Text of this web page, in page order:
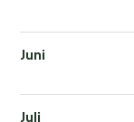
Juni
Juli